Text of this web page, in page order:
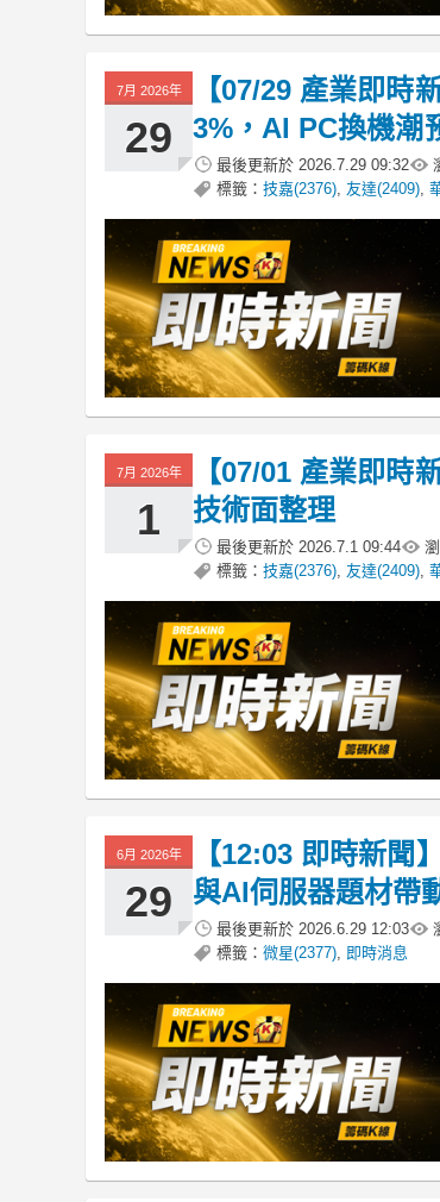
7月 2026年
29
【07/29 產業即時
3%，AI PC換機潮
最後更新於 2026.7.29 09:32
標籤： 技嘉(2376) 友達(2409)
7月 2026年
1
【07/01 產業即時
技術面整理
最後更新於 2026.7.1 09:44
標籤： 技嘉(2376) 友達(2409)
6月 2026年
29
【12:03 即時新聞
與AI伺服器題材帶
最後更新於 2026.6.29 12:03
標籤： 微星(2377) 即時消息